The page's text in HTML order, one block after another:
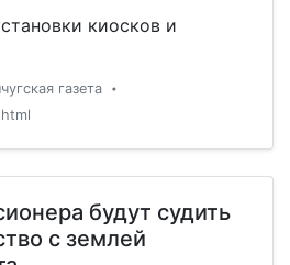
киосков и
газета •
будут судить
с землей